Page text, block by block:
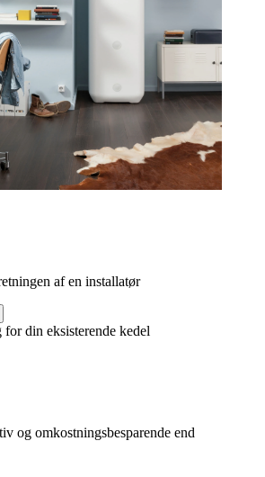
af en installatør
din eksisterende kedel
og omkostningsbesparende end